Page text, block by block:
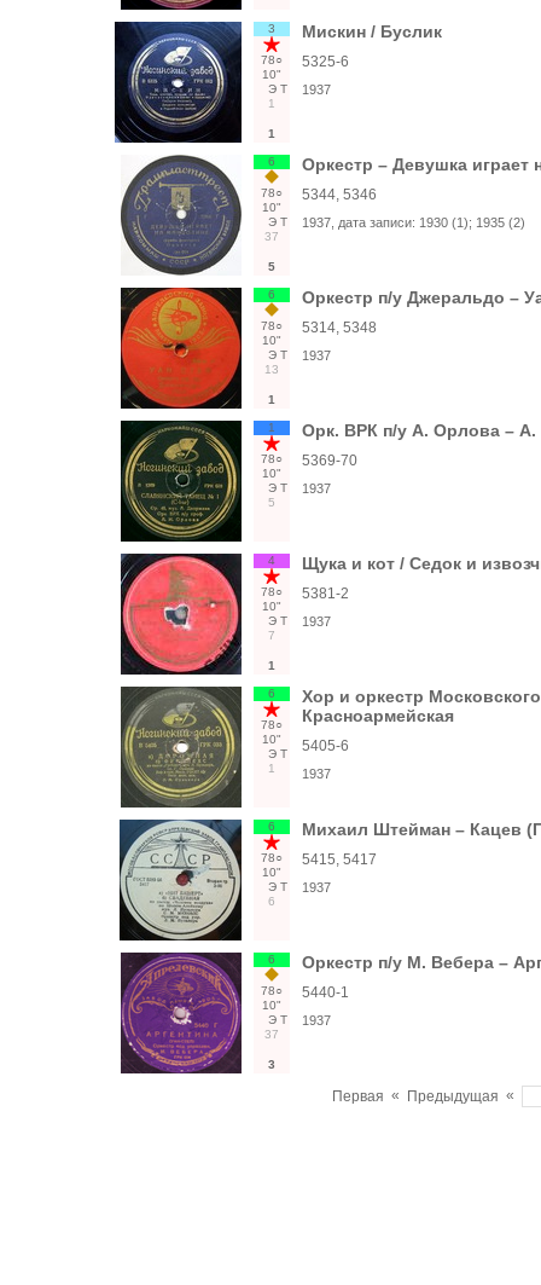
3
78○
10"
Э Т
1
1
Мискин / Буслик
5325-6
1937
6
78○
10"
Э Т
37
5
Оркестр – Девушка играет
5344, 5346
1937 , дата записи: 1930 (1); 1935 (2)
6
78○
10"
Э Т
13
1
Оркестр п/у Джеральдо –
5314, 5348
1937
1
78○
10"
Э Т
5
Орк. ВРК п/у А. Орлова –
5369-70
1937
4
78○
10"
Э Т
7
1
Щука и кот / Седок и
5381-2
1937
6
78○
10"
Э Т
1
Хор и оркестр
Красноармейская
5405-6
1937
6
78○
10"
Э Т
6
Михаил Штейман – Кацев
5415, 5417
1937
6
78○
10"
Э Т
37
3
Оркестр п/у М. Вебера –
5440-1
1937
Первая « Предыдущая «